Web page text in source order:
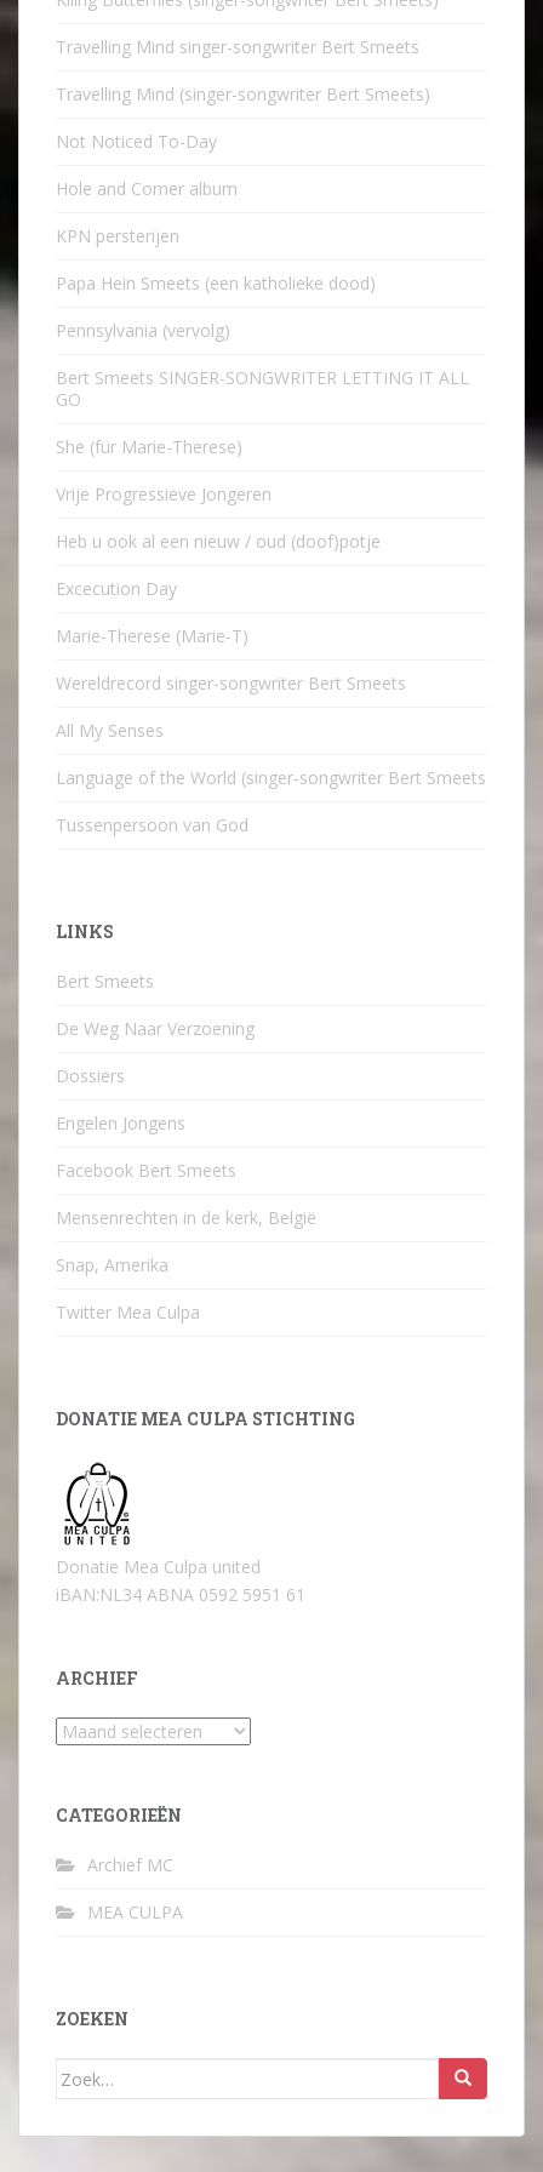
Travelling Mind singer-songwriter Bert Smeets
Travelling Mind (singer-songwriter Bert Smeets)
Not Noticed To-Day
Hole and Corner album
KPN persterijen
Papa Hein Smeets (een katholieke dood)
Pennsylvania (vervolg)
Bert Smeets SINGER-SONGWRITER LETTING IT ALL
GO
She (für Marie-Therese)
Vrije Progressieve Jongeren
Heb u ook al een nieuw / oud (doof)potje
Excecution Day
Marie-Therese (Marie-T)
Wereldrecord singer-songwriter Bert Smeets
All My Senses
Language of the World (singer-songwriter Bert Smeets
Tussenpersoon van God
LINKS
Bert Smeets
De Weg Naar Verzoening
Dossiers
Engelen Jongens
Facebook Bert Smeets
Mensenrechten in de kerk, België
Snap, Amerika
Twitter Mea Culpa
DONATIE MEA CULPA STICHTING
Donatie Mea Culpa united
iBAN:NL34 ABNA 0592 5951 61
ARCHIEF
Archief
CATEGORIEËN
Archief MC
MEA CULPA
ZOEKEN
Zoek